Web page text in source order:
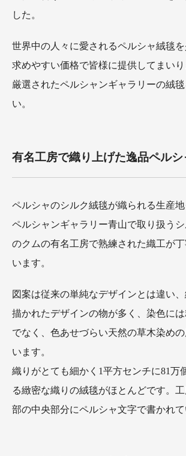
した。
世界中の人々に愛されるペルシャ絨毯
求めやすい価格で皆様に提供してまい
厳選されたペルシャンギャラリーの絨
い。
有名工房で織り上げた逸品ペルシ
ペルシャのシルク絨毯が織られる生産地
ペルシャンギャラリー青山で取り扱う
のクムの有名工房で熟練された織工が
います。
図案は従来の単純なデザインとは違い、
描かれたデザインの物が多く、染色に
でなく、色あせづらい天然の草木染め
います。
織りがとても細かく1平方センチに81万
る緻密な織りの絨毯がほとんどです。
部の中央部分にペルシャ文字で書かれて